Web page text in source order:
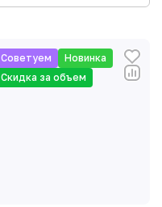
Советуем
Новинка
Скидка за объем